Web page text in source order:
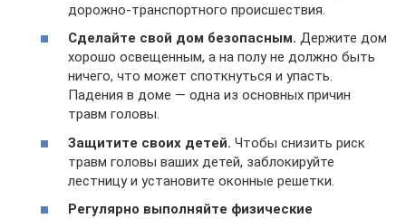
дорожно-транспортного происшествия.
Сделайте свой дом безопасным. Держите дом
хорошо освещенным, а на полу не должно быть
ничего, что может споткнуться и упасть.
Падения в доме — одна из основных причин
травм головы.
Защитите своих детей. Чтобы снизить риск
травм головы ваших детей, заблокируйте
лестницу и установите оконные решетки.
Регулярно выполняйте физические